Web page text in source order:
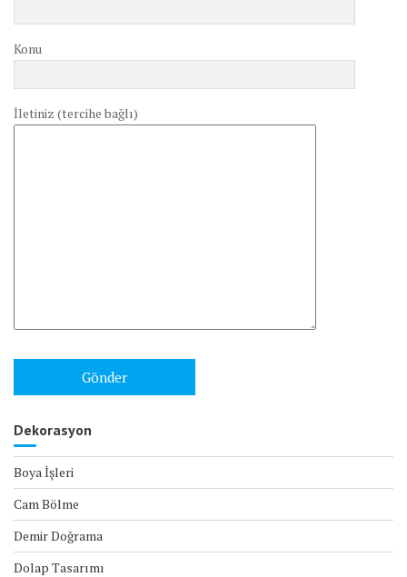
Konu
İletiniz (tercihe bağlı)
Dekorasyon
Boya İşleri
Cam Bölme
Demir Doğrama
Dolap Tasarımı